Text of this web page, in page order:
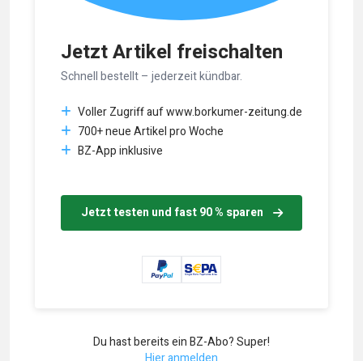
Jetzt Artikel freischalten
Schnell bestellt – jederzeit kündbar.
Voller Zugriff auf www.borkumer-zeitung.de
700+ neue Artikel pro Woche
BZ-App inklusive
Jetzt testen und fast 90 % sparen
Du hast bereits ein BZ-Abo? Super!